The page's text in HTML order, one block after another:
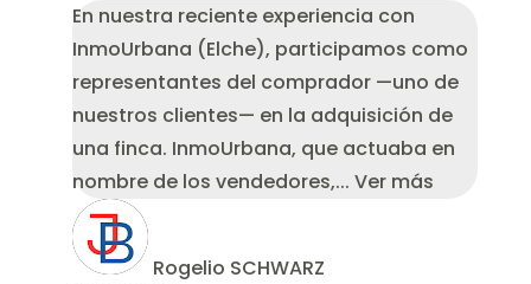
En nuestra reciente experiencia con
InmoUrbana (Elche), participamos como
representantes del comprador —uno de
nuestros clientes— en la adquisición de
una finca. InmoUrbana, que actuaba en
nombre de los vendedores,... Ver más
Rogelio SCHWARZ